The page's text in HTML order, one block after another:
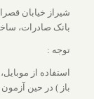
شیراز خیابان
بانک صادرات،
توجه :
استفاده از
باز ) در حین